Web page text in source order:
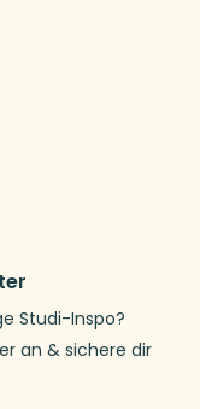
Studi-Inspo?
an & sichere dir